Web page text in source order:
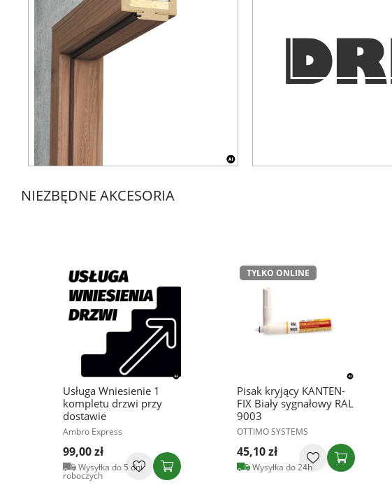
NIEZBĘDNE AKCESORIA
Usługa Wniesienie 1
kompletu drzwi przy
dostawie
Ambro Express
99,00 zł
Wysyłka do 5 dni
roboczych
TYLKO ONLINE
Pisak kryjący KANTEN-
FIX Biały sygnałowy RAL
9003
OTTIMO SYSTEMS
45,10 zł
Wysyłka do 24h